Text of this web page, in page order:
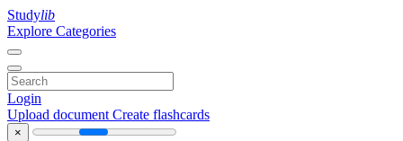
Studylib
Explore Categories
Login
Upload document Create flashcards
×